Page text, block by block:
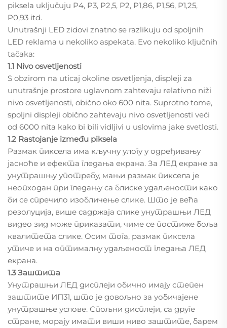
piksela uključuju P4, P3, P2,5, P2, P1,86, P1,56, P1,25,
P0,93 itd.
Unutrašnji LED zidovi znatno se razlikuju od spoljnih
LED reklama u nekoliko aspekata. Evo nekoliko ključnih
tačaka:
1.1 Nivo osvetljenosti
S obzirom na uticaj okoline osvetljenja, displeji za
unutrašnje prostore uglavnom zahtevaju relativno niži
nivo osvetljenosti, obično oko 600 nita. Suprotno tome,
spoljni displeji obično zahtevaju nivo osvetljenosti veći
od 6000 nita kako bi bili vidljivi u uslovima jake svetlosti.
1.2 Rastojanje između piksela
Размак пиксела има кључну улогу у одређивању
јасноће и ефекта гледања екрана. За ЛЕД екране за
унутрашњу употребу, мањи размак пиксела је
неопходан при гледању са блиске удаљености како
би се спречило изобличење слике. Што је већа
резолуција, више садржаја слике унутрашњи ЛЕД
видео зид може приказати, чиме се постиже боља
квалитета слике. Осим тога, размак пиксела
утиче и на оптималну удаљеност гледања ЛЕД
екрана.
1.3 Заштита
Унутрашњи ЛЕД дисплеји обично имају степен
заштите ИП31, што је довољно за уобичајене
унутрашње услове. Спољни дисплеји, са друге
стране, морају имати виши ниво заштите, барем